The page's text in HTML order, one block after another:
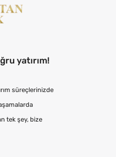
yatırım!
süreçlerinizde
tek şey, bize